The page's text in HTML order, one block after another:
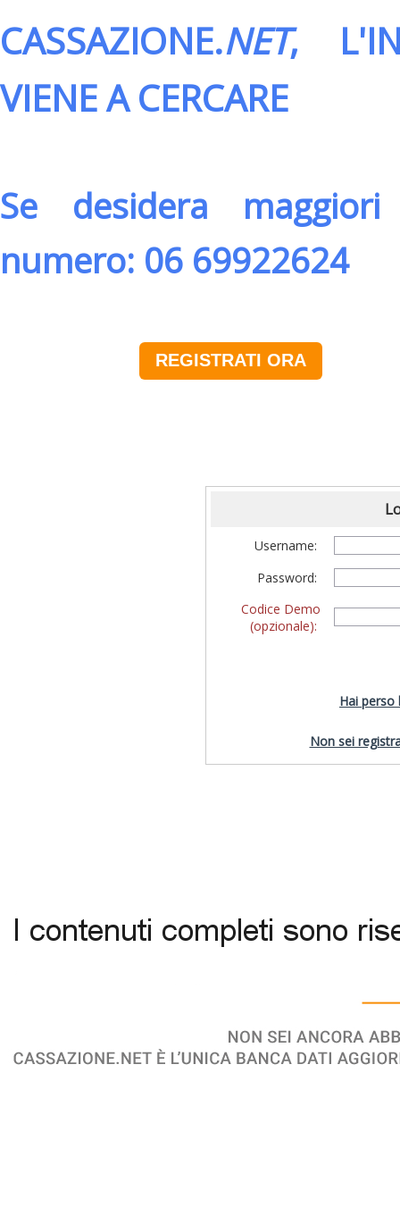
CASSAZIONE.NET,
VIENE A CERCARE
Se desidera
numero: 06 69922624
REGISTRATI ORA
Username:
Password:
Codice Demo
(opzionale):
Hai perso
Non sei